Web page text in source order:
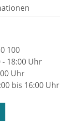
100
18:00 Uhr
Uhr
bis 16:00 Uhr